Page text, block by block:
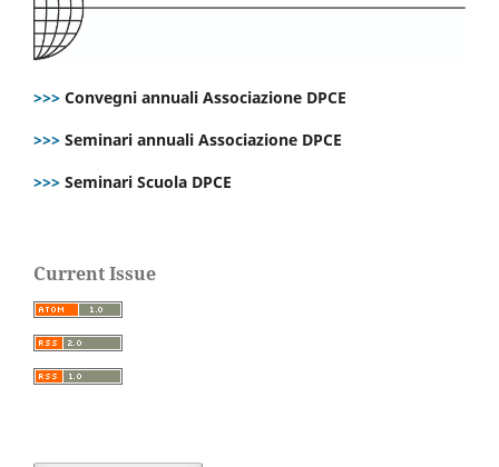
>>> Convegni annuali Associazione DPCE
>>> Seminari annuali Associazione DPCE
>>> Seminari Scuola DPCE
Current Issue